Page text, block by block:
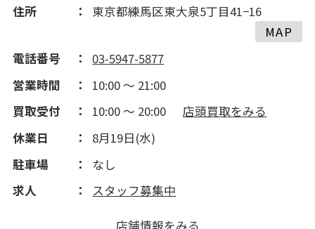
住所
東京都練馬区東大泉5丁目41−16
MAP
電話番号
03-5947-5877
営業時間
10:00 ～ 21:00
買取受付
10:00 ～ 20:00
店頭買取をみる
休業日
8月19日(水)
駐車場
なし
求人
スタッフ募集中
店舗情報をみる